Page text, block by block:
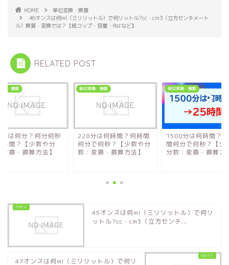
HOME
単位変換・換算
46オンスは何ml（ミリリットル）で何リットル?cc・cm3（立方センチメート
ル）換算・変換では？【紙コップ・容量：flozなど】
RELATED POST
換・換算
は何分？何分何秒
時間？【少数や分
換・換算方法】
単位変換・換算
228分は何時間？何時間
何分で何秒？【少数や分
数：変換・換算方法】
単位変換・換算
1500分は何時間？
間何分で何秒？【少
分数：変換・換算方
45オンスは何ml（ミリリットル）で何リ
ットル?cc・cm3（立方センチ...
47オンスは何ml（ミリリットル）で何リ